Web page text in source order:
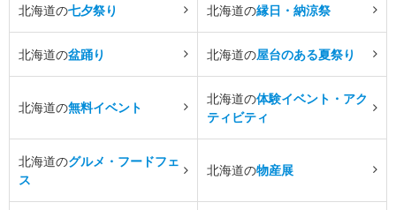
北海道の七夕祭り 北海道の縁日・納涼祭
北海道の盆踊り 北海道の屋台のある夏祭り
北海道の無料イベント
北海道の体験イベント・アク
ティビティ
北海道のグルメ・フードフェ
ス
北海道の物産展